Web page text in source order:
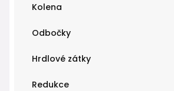
Kolena
Odbočky
Hrdlové zátky
Redukce